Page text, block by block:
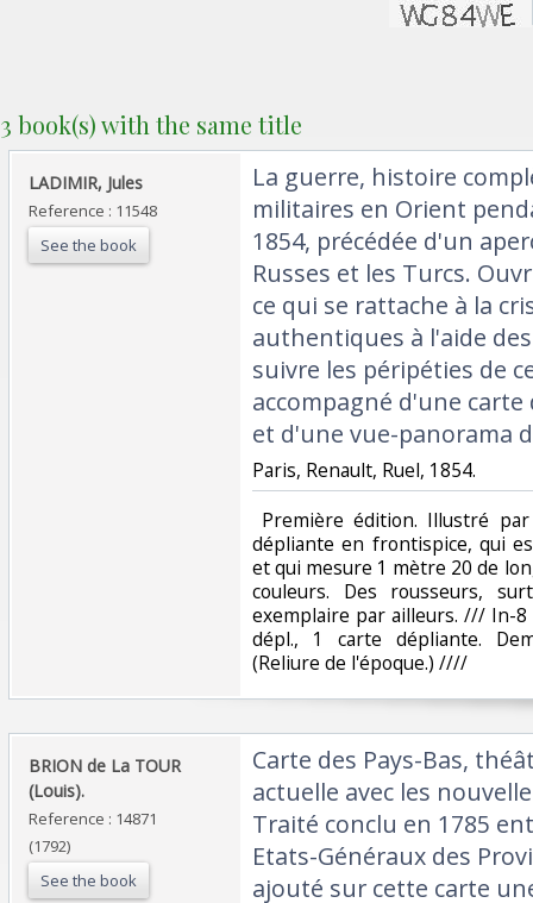
3 book(s) with the same title
‎LADIMIR, Jules‎
Reference : 11548
See the book
‎La guerre, histoire
militaires en Orient
1854, précédée d'un
Russes et les Turcs.
ce qui se rattache à la
authentiques à l'aide
suivre les péripéties de
accompagné d'une
et d'une vue-panorama
‎Paris, Renault, Ruel, 1854.‎
Première édition. Illustré
dépliante en frontispice, qui
et qui mesure 1 mètre 20 de
couleurs. Des rousseurs,
exemplaire par ailleurs. /// In-8
dépl., 1 carte dépliante.
(Reliure de l'époque.) //// ‎
‎BRION de La TOUR
(Louis).‎
Reference : 14871
(1792)
See the book
‎Carte des Pays-Bas,
actuelle avec les
Traité conclu en 1785
Etats-Généraux des
ajouté sur cette carte